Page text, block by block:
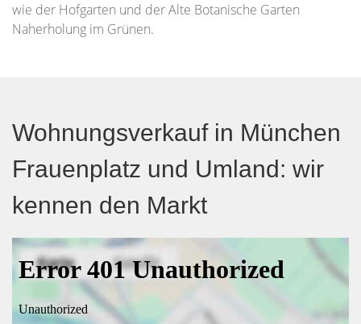
wie der Hofgarten und der Alte Botanische Garten
Naherholung im Grünen.
Wohnungsverkauf in München
Frauenplatz und Umland: wir
kennen den Markt